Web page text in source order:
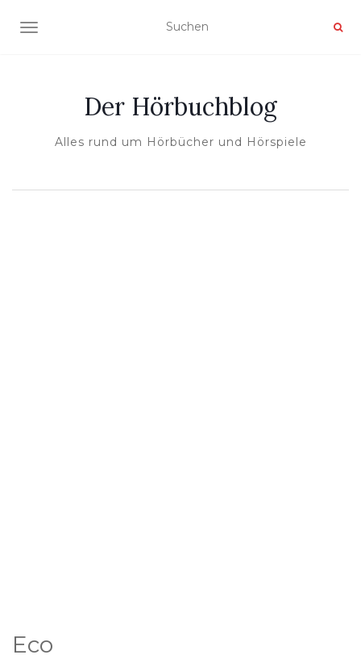
NAVIGATION UMSCHALTEN
Der Hörbuchblog
Alles rund um Hörbücher und Hörspiele
Eco